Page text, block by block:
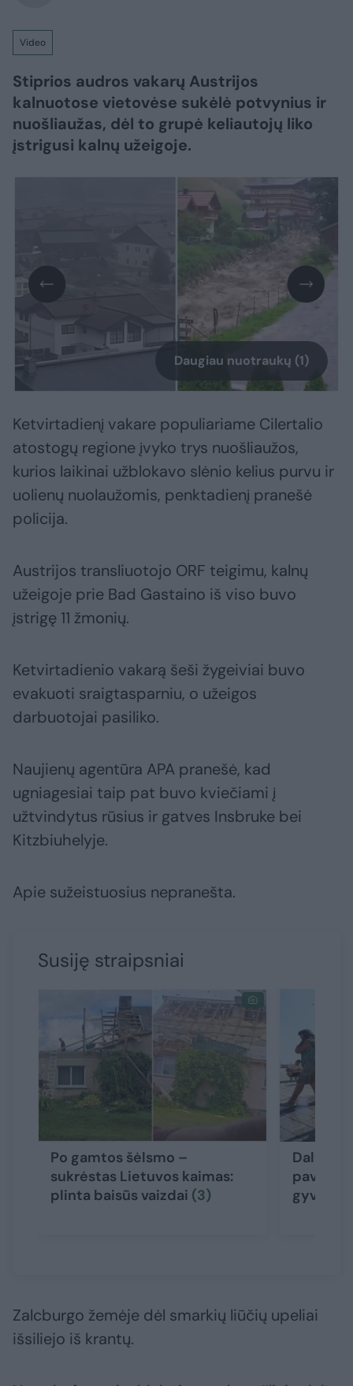
Video
Stiprios audros vakarų Austrijos
kalnuotose vietovėse sukėlė potvynius ir
nuošliaužas, dėl to grupė keliautojų liko
įstrigusi kalnų užeigoje.
Daugiau nuotraukų (1)
Ketvirtadienį vakare populiariame Cilertalio
atostogų regione įvyko trys nuošliaužos,
kurios laikinai užblokavo slėnio kelius purvu ir
uolienų nuolaužomis, penktadienį pranešė
policija.
Austrijos transliuotojo ORF teigimu, kalnų
užeigoje prie Bad Gastaino iš viso buvo
įstrigę 11 žmonių.
Ketvirtadienio vakarą šeši žygeiviai buvo
evakuoti sraigtasparniu, o užeigos
darbuotojai pasiliko.
Naujienų agentūra APA pranešė, kad
ugniagesiai taip pat buvo kviečiami į
užtvindytus rūsius ir gatves Insbruke bei
Kitzbiuhelyje.
Apie sužeistuosius nepranešta.
Susiję straipsniai
Po gamtos šėlsmo –
sukrėstas Lietuvos kaimas:
plinta baisūs vaizdai (3)
Dalyje
Zalcburgo žemėje dėl smarkių liūčių upeliai
išsiliejo iš krantų.